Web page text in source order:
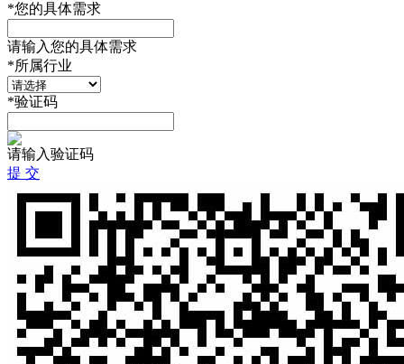
*您的具体需求
请输入您的具体需求
*所属行业
*验证码
请输入验证码
提 交